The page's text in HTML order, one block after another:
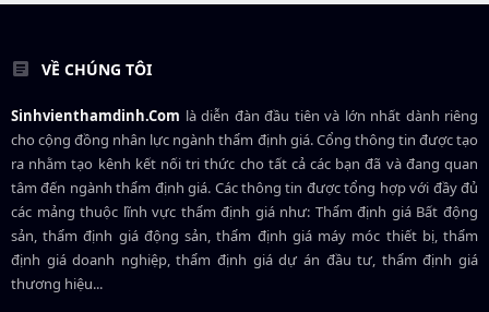
VỀ CHÚNG TÔI
Sinhvienthamdinh.Com là diễn đàn đầu tiên và lớn nhất dành riêng
cho cộng đồng nhân lực ngànhthẩm định giá. Cổng thông tin được tạo
ra nhằm tạo kênh kết nối tri thức cho tất cả các bạn đã và đang quan
tâm đến ngành thẩm định giá. Các thông tin được tổng hợp với đầy đủ
các mảng thuộc lĩnh vực thẩm định giá như: Thẩm định giá Bất động
sản, thẩm định giá động sản, thẩm định giá máy móc thiết bị, thẩm
định giá doanh nghiệp, thẩm định giá dự án đầu tư, thẩm định giá
thương hiệu...